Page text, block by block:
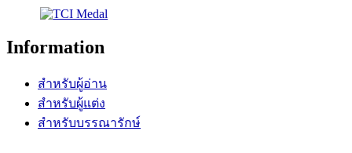
Information
สำหรับผู้อ่าน
สำหรับผู้แต่ง
สำหรับบรรณารักษ์